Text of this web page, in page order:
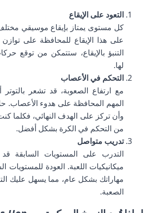
التعود على الإيقاع
كل مستوى يمتاز بإيقاع موسيقي
على هذا الإيقاع للمحافظة على
التنبؤ بالإيقاع، ستتمكن من توقع
لها.
التحكم في الأعصاب
مع ارتفاع الصعوبة، قد تشعر
المهم المحافظة على هدوء الأعصاب.
وأن تركز على الهدف النهائي، فكلما
من التحكم في الكرة بشكل أفضل.
تدريب متواصل
التدرب على المستويات السابقة
ميكانيكيات اللعبة. العودة للمستويات
مهاراتك بشكل عام، مما يسهل عليك
الصعبة.